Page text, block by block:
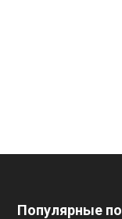
Популярные